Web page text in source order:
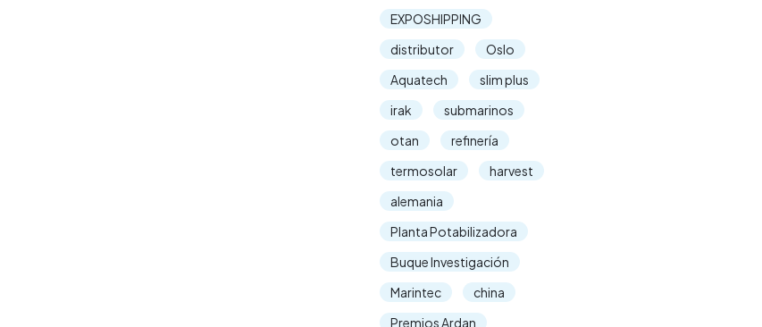
EXPOSHIPPING
distributor
Oslo
Aquatech
slim plus
irak
submarinos
otan
refinería
termosolar
harvest
alemania
Planta Potabilizadora
Buque Investigación
Marintec
china
Premios Ardan